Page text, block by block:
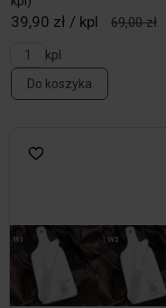
39,90 zł / kpl
69,00 zł
kpl
Do koszyka